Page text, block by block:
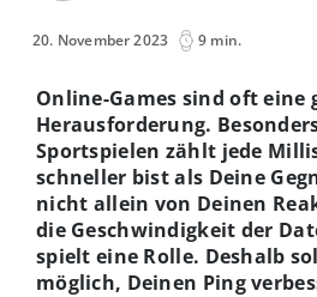
20. November 2023 9 min.
Online-Games sind oft eine
Herausforderung.
Sportspielen zählt jede
schneller bist als Deine
nicht allein von Deinen
die Geschwindigkeit der
spielt eine Rolle. Deshalb
möglich, Deinen Ping